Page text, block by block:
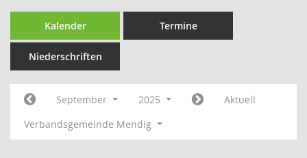
Kalender Termine
Niederschriften
September 2025
Aktuell
Verbandsgemeinde Mendig